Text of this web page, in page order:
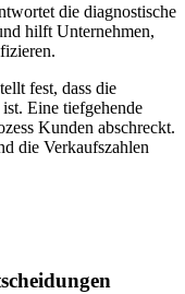
die diagnostische
hilft Unternehmen,
fest, dass die
Eine tiefgehende
Kunden abschreckt.
die Verkaufszahlen